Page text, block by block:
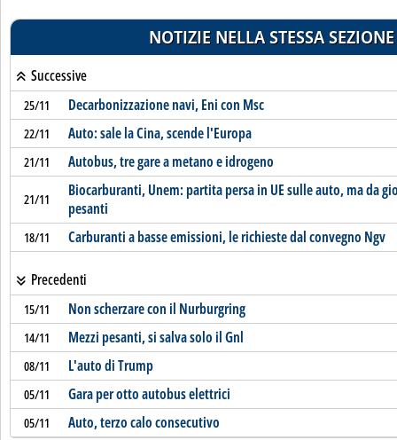
NOTIZIE NELLA STESSA SEZIONE
Successive
25/11 Decarbonizzazione navi, Eni con Msc
22/11 Auto: sale la Cina, scende l'Europa
21/11 Autobus, tre gare a metano e idrogeno
21/11
Biocarburanti, Unem: partita persa in UE sulle auto, ma da
pesanti
18/11 Carburanti a basse emissioni, le richieste dal convegno Ngv
Precedenti
15/11 Non scherzare con il Nurburgring
14/11 Mezzi pesanti, si salva solo il Gnl
08/11 L'auto di Trump
05/11 Gara per otto autobus elettrici
05/11 Auto, terzo calo consecutivo